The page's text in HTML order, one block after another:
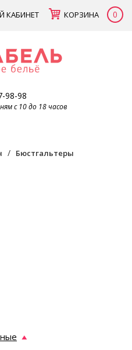
КАБИНЕТ КОРЗИНА 0
98-98
с 10 до 18 часов
Бюстгальтеры